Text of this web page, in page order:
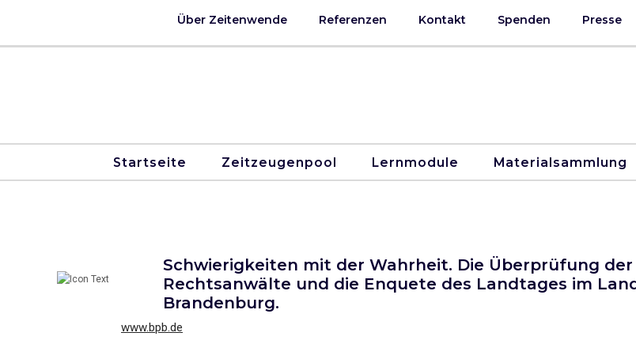
Über Zeitenwende Referenzen Kontakt Spenden Presse
Startseite Zeitzeugenpool Lernmodule Materialsammlung
Schwierigkeiten mit der Wahrheit. Die Überprüfung der
Rechtsanwälte und die Enquete des Landtages im
Brandenburg.
www.bpb.de